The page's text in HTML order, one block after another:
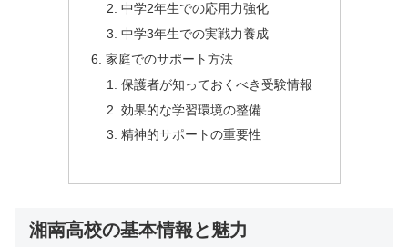
中学2年生での応用力強化
中学3年生での実戦力養成
家庭でのサポート方法
保護者が知っておくべき受験情報
効果的な学習環境の整備
精神的サポートの重要性
湘南高校の基本情報と魅力